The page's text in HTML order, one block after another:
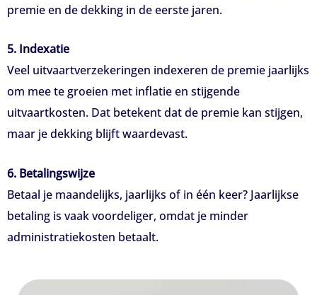
premie en de dekking in de eerste jaren.
5. Indexatie
Veel uitvaartverzekeringen indexeren de premie jaarlijks
om mee te groeien met inflatie en stijgende
uitvaartkosten. Dat betekent dat de premie kan stijgen,
maar je dekking blijft waardevast.
6. Betalingswijze
Betaal je maandelijks, jaarlijks of in één keer? Jaarlijkse
betaling is vaak voordeliger, omdat je minder
administratiekosten betaalt.